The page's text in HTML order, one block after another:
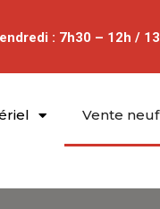
: 7h30 – 12h /
Vente neuf